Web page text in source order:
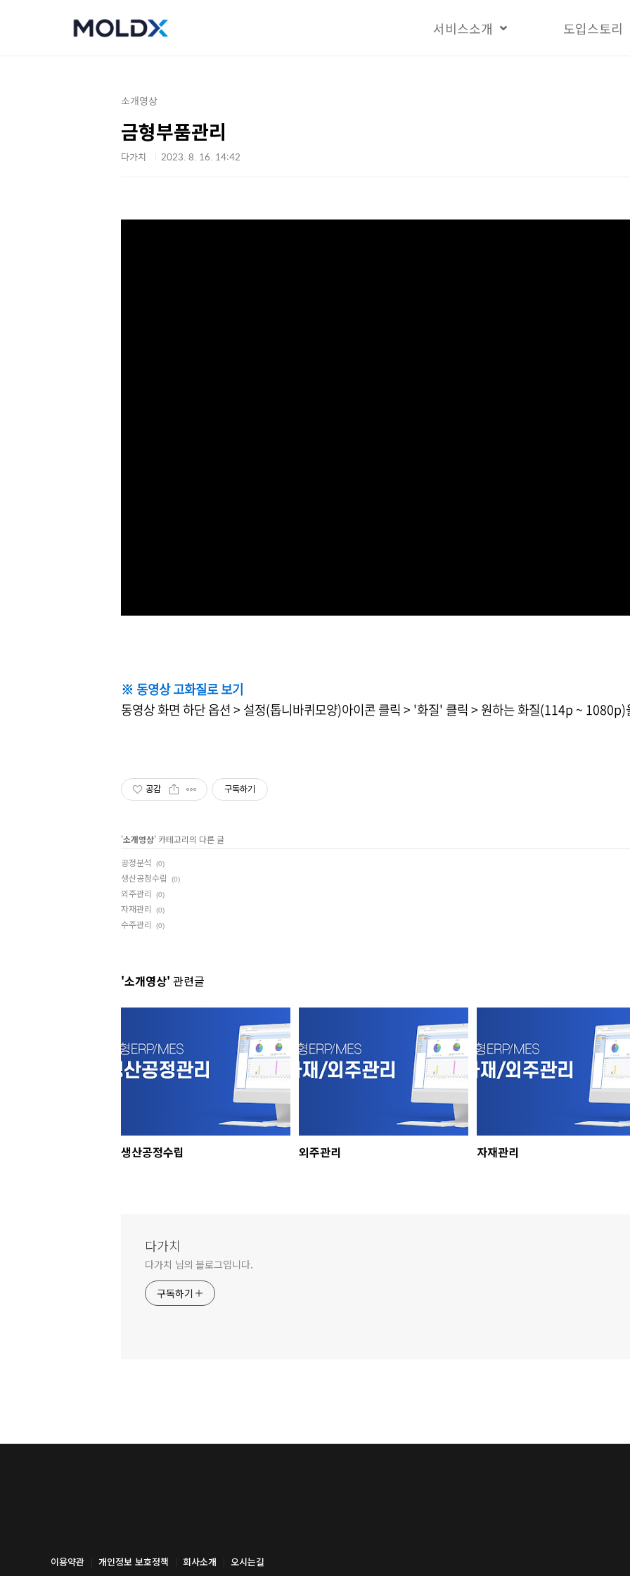
서비스소개 도입스토리
소개영상
금형부품관리
다가치 2023. 8. 16. 14:42
※ 동영상 고화질로 보기
동영상 화면 하단 옵션 > 설정(톱니바퀴모양)아이콘 클릭 > '화질' 클릭 > 원하는 화질(114p ~ 1080p)
공감 구독하기
'소개영상' 카테고리의 다른 글
공정분석
(0)
생산공정수립 (0)
외주관리 (0)
자재관리 (0)
수주관리 (0)
'소개영상' 관련글
생산공정수립 외주관리 자재관리
다가치
다가치 님의 블로그입니다.
구독하기
이용약관 개인정보 보호정책 회사소개 오시는길